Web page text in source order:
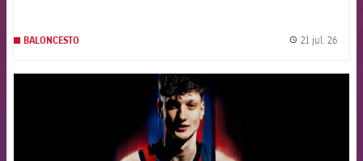
BALONCESTO 21 jul. 26
FCB Barcelona badge